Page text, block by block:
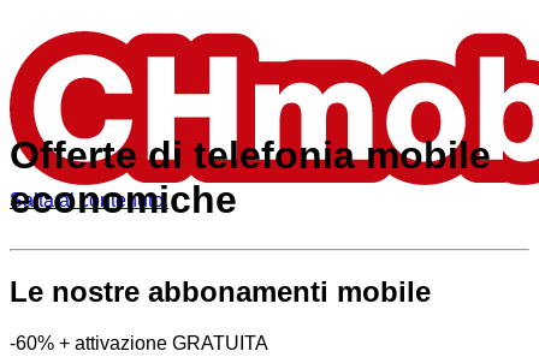
Salta al contenuto.
Offerte di telefonia mobile
economiche
Le nostre abbonamenti mobile
-60% + attivazione GRATUITA